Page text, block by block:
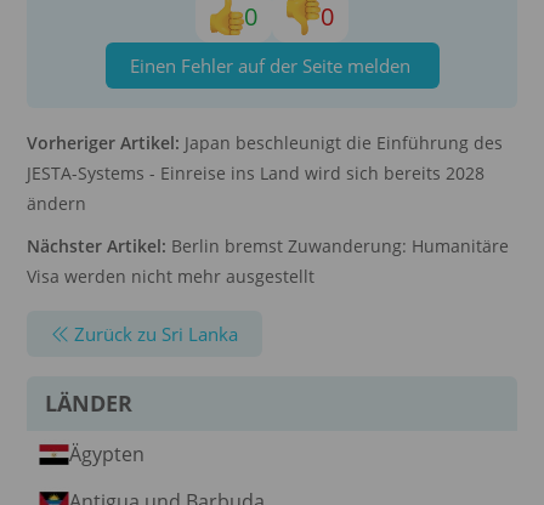
0 0
Einen Fehler auf der Seite melden
Vorheriger Artikel: Japan beschleunigt die Einführung des
JESTA-Systems - Einreise ins Land wird sich bereits 2028
ändern
Nächster Artikel: Berlin bremst Zuwanderung: Humanitäre
Visa werden nicht mehr ausgestellt
Zurück zu Sri Lanka
LÄNDER
Ägypten